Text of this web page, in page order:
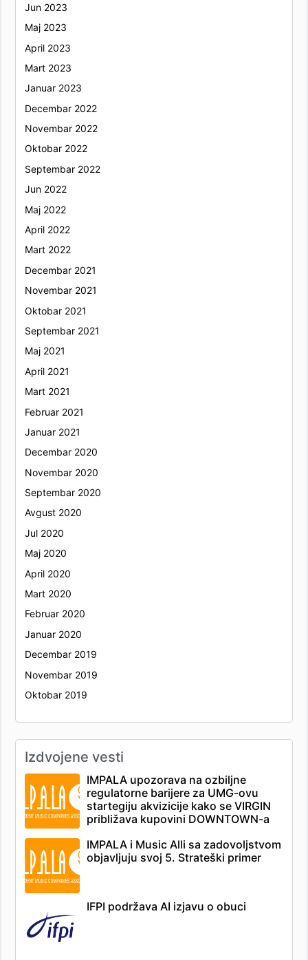
Jun 2023
Maj 2023
April 2023
Mart 2023
Januar 2023
Decembar 2022
Novembar 2022
Oktobar 2022
Septembar 2022
Jun 2022
Maj 2022
April 2022
Mart 2022
Decembar 2021
Novembar 2021
Oktobar 2021
Septembar 2021
Maj 2021
April 2021
Mart 2021
Februar 2021
Januar 2021
Decembar 2020
Novembar 2020
Septembar 2020
Avgust 2020
Jul 2020
Maj 2020
April 2020
Mart 2020
Februar 2020
Januar 2020
Decembar 2019
Novembar 2019
Oktobar 2019
Izdvojene vesti
IMPALA upozorava na ozbiljne
regulatorne barijere za UMG-ovu
startegiju akvizicije kako se VIRGIN
približava kupovini DOWNTOWN-a
IMPALA i Music Alli sa zadovoljstvom
objavljuju svoj 5. Strateški primer
IFPI podržava AI izjavu o obuci